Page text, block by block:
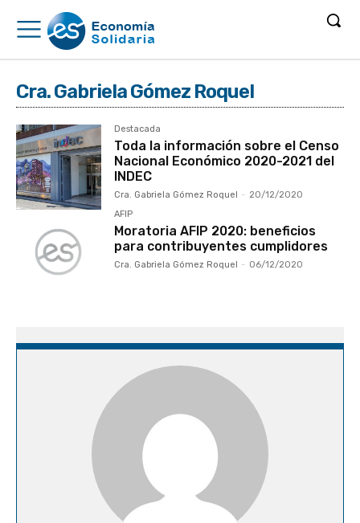
Cra. Gabriela Gómez Roquel
Destacada
Toda la información sobre el Censo
Nacional Económico 2020-2021 del
INDEC
Cra. Gabriela Gómez Roquel - 20/12/2020
AFIP
Moratoria AFIP 2020: beneficios
para contribuyentes cumplidores
Cra. Gabriela Gómez Roquel - 06/12/2020